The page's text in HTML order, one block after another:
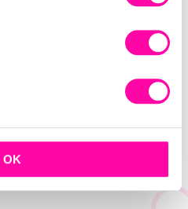
OK
sfruttare l’attesa